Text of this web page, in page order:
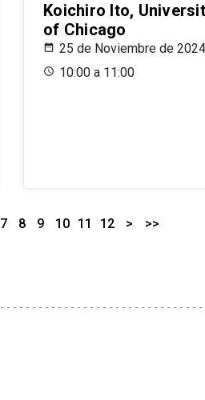
Koichiro Ito,
of Chicago
25 de Noviembre de 2024
10:00 a 11:00
7 8 9 10 11 12 > >>